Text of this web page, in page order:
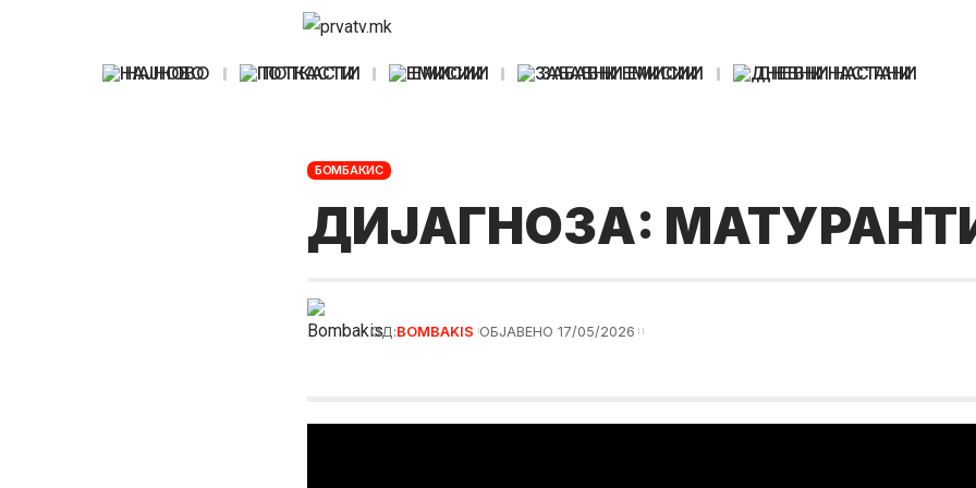
НАЈНОВО ПОТКАСТИ ЕМИСИИ ЗАБАВНИ ЕМИСИИ ДНЕВНИ НАСТАНИ
БОМБАКИС
ДИЈАГНОЗA:
ОД:BOMBAKIS ОБЈАВЕНО 17/05/2026